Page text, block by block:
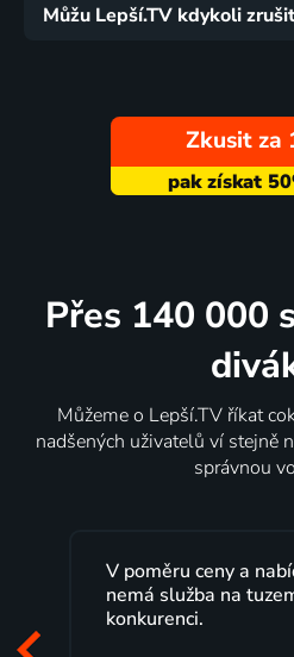
Můžu Lepší.TV kdykoli
Zkusit za
Přes 140 000
Můžeme o Lepší.TV říkat
nadšených uživatelů ví stejně
správnou
V poměru ceny a
nemá služba na
konkurenci.